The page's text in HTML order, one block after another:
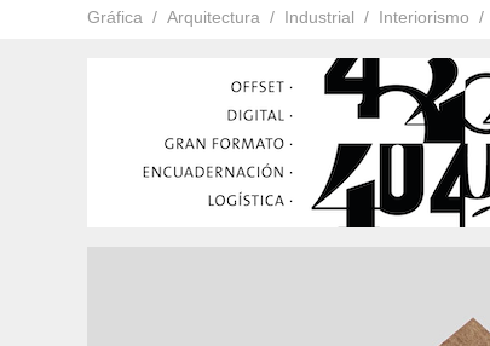
Gráfica Arquitectura Industrial Interiorismo